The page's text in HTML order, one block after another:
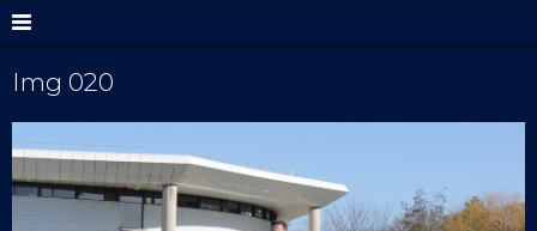
Img 020